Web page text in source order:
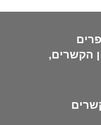
הקשרים,